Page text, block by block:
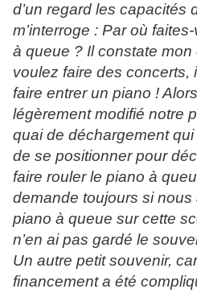
d’un regard les capacités
m’interroge : Par où
à queue ? Il constate
voulez faire des concerts,
faire entrer un piano !
légèrement modifié notre
quai de déchargement
de se positionner pour
faire rouler le piano à
demande toujours si
piano à queue sur cette
n’en ai pas gardé le
Un autre petit souvenir,
financement a été